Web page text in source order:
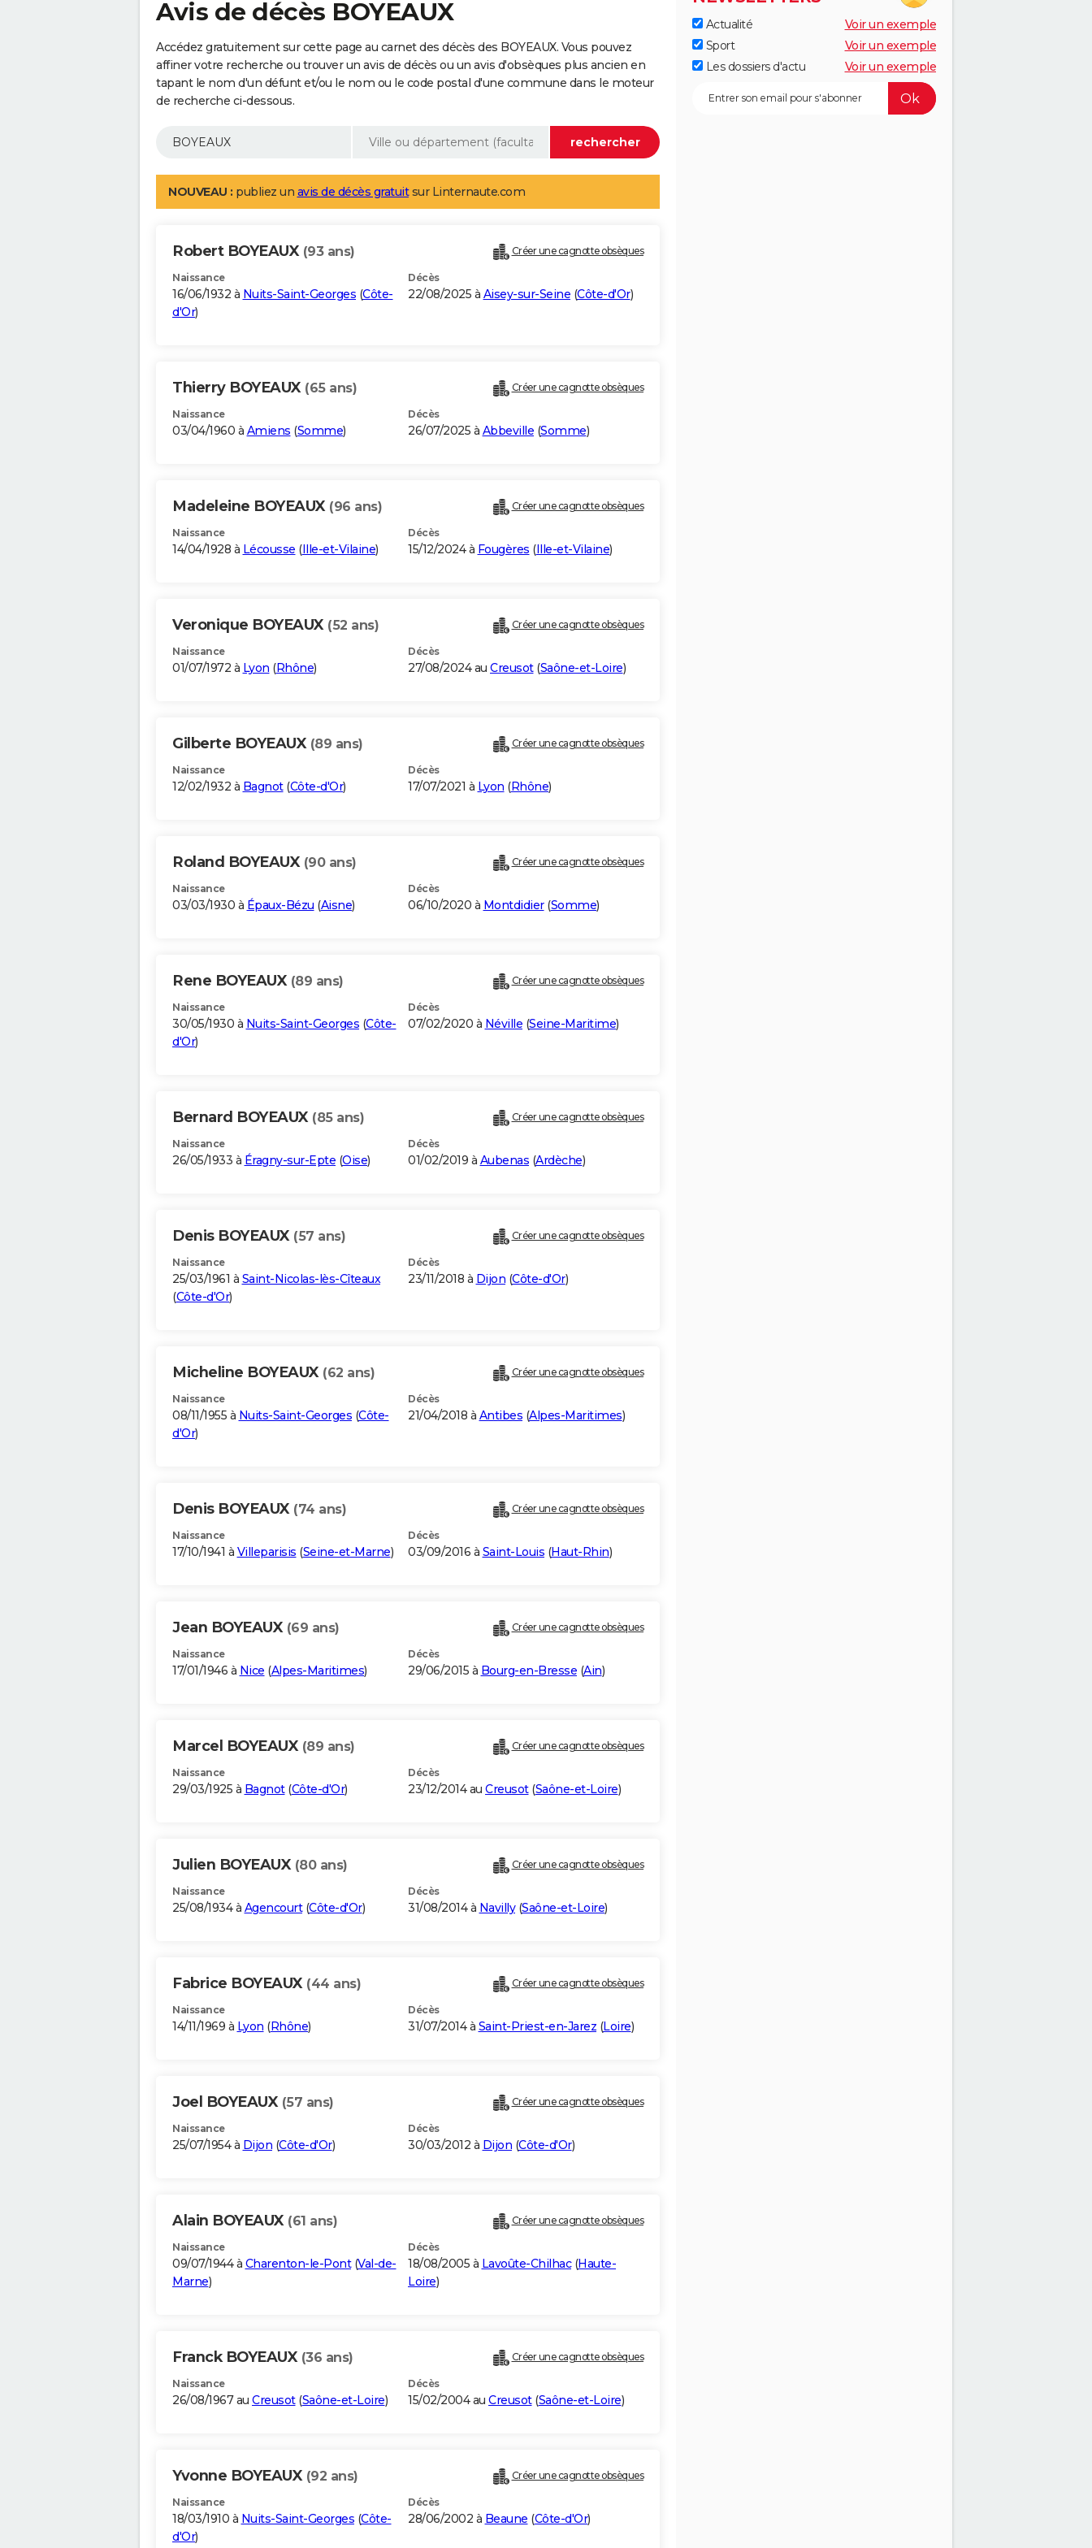
Avis de décès BOYEAUX
Accédez gratuitement sur cette page au carnet des décès des BOYEAUX. Vous pouvez
affiner votre recherche ou trouver un avis de décès ou un avis d'obsèques plus ancien en
tapant le nom d'un défunt et/ou le nom ou le code postal d'une commune dans le moteur
de recherche ci-dessous.
NOUVEAU : publiez un avis de décès gratuitsur Linternaute.com
Robert BOYEAUX (93 ans) Créer une cagnotte obsèques
Naissance
16/06/1932 à Nuits-Saint-Georges (Côte-
d'Or)
Décès
22/08/2025 à Aisey-sur-Seine (Côte-d'Or)
Thierry BOYEAUX (65 ans) Créer une cagnotte obsèques
Naissance
03/04/1960 à Amiens (Somme)
Décès
26/07/2025 à Abbeville (Somme)
Madeleine BOYEAUX (96 ans) Créer une cagnotte obsèques
Naissance
14/04/1928 à Lécousse (Ille-et-Vilaine)
Décès
15/12/2024 à Fougères (Ille-et-Vilaine)
Veronique BOYEAUX (52 ans) Créer une cagnotte obsèques
Naissance
01/07/1972 à Lyon (Rhône)
Décès
27/08/2024 au Creusot(Saône-et-Loire)
Gilberte BOYEAUX (89 ans) Créer une cagnotte obsèques
Naissance
12/02/1932 à Bagnot(Côte-d'Or)
Décès
17/07/2021 à Lyon (Rhône)
Roland BOYEAUX (90 ans) Créer une cagnotte obsèques
Naissance
03/03/1930 à Épaux-Bézu (Aisne)
Décès
06/10/2020 à Montdidier(Somme)
Rene BOYEAUX (89 ans) Créer une cagnotte obsèques
Naissance
30/05/1930 à Nuits-Saint-Georges (Côte-
d'Or)
Décès
07/02/2020 à Néville (Seine-Maritime)
Bernard BOYEAUX (85 ans) Créer une cagnotte obsèques
Naissance
26/05/1933 à Éragny-sur-Epte (Oise)
Décès
01/02/2019 à Aubenas (Ardèche)
Denis BOYEAUX (57 ans) Créer une cagnotte obsèques
Naissance
25/03/1961 à Saint-Nicolas-lès-Cîteaux
(Côte-d'Or)
Décès
23/11/2018 à Dijon (Côte-d'Or)
Micheline BOYEAUX (62 ans) Créer une cagnotte obsèques
Naissance
08/11/1955 à Nuits-Saint-Georges (Côte-
d'Or)
Décès
21/04/2018 à Antibes (Alpes-Maritimes)
Denis BOYEAUX (74 ans) Créer une cagnotte obsèques
Naissance
17/10/1941 à Villeparisis (Seine-et-Marne)
Décès
03/09/2016 à Saint-Louis (Haut-Rhin)
Jean BOYEAUX (69 ans) Créer une cagnotte obsèques
Naissance
17/01/1946 à Nice (Alpes-Maritimes)
Décès
29/06/2015 à Bourg-en-Bresse (Ain)
Marcel BOYEAUX (89 ans) Créer une cagnotte obsèques
Naissance
29/03/1925 à Bagnot(Côte-d'Or)
Décès
23/12/2014 au Creusot(Saône-et-Loire)
Julien BOYEAUX (80 ans) Créer une cagnotte obsèques
Naissance
25/08/1934 à Agencourt(Côte-d'Or)
Décès
31/08/2014 à Navilly(Saône-et-Loire)
Fabrice BOYEAUX (44 ans) Créer une cagnotte obsèques
Naissance
14/11/1969 à Lyon (Rhône)
Décès
31/07/2014 à Saint-Priest-en-Jarez (Loire)
Joel BOYEAUX (57 ans) Créer une cagnotte obsèques
Naissance
25/07/1954 à Dijon (Côte-d'Or)
Décès
30/03/2012 à Dijon (Côte-d'Or)
Alain BOYEAUX (61 ans) Créer une cagnotte obsèques
Naissance
09/07/1944 à Charenton-le-Pont(Val-de-
Marne)
Décès
18/08/2005 à Lavoûte-Chilhac(Haute-
Loire)
Franck BOYEAUX (36 ans) Créer une cagnotte obsèques
Naissance
26/08/1967 au Creusot(Saône-et-Loire)
Décès
15/02/2004 au Creusot(Saône-et-Loire)
Yvonne BOYEAUX (92 ans) Créer une cagnotte obsèques
Naissance
18/03/1910 à Nuits-Saint-Georges (Côte-
d'Or)
Décès
28/06/2002 à Beaune (Côte-d'Or)
Actualité
Voir un exemple
Sport
Voir un exemple
Les dossiers d'actu
Voir un exemple